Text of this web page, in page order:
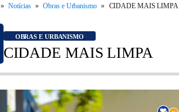
» Notícias » Obras e Urbanismo » CIDADE MAIS LIMPA
OBRAS E URBANISMO
CIDADE MAIS LIMPA